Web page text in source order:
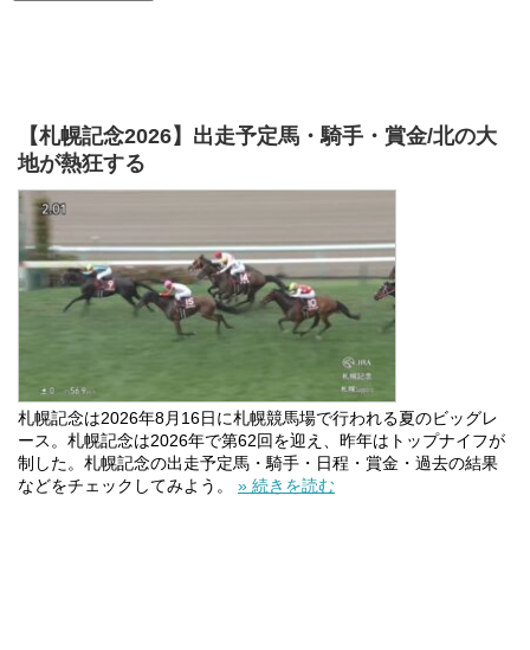
【札幌記念2026】出走予定馬・騎手・賞金/北の大
地が熱狂する
札幌記念は2026年8月16日に札幌競馬場で行われる夏のビッグレ
ース。札幌記念は2026年で第62回を迎え、昨年はトップナイフが
制した。札幌記念の出走予定馬・騎手・日程・賞金・過去の結果
などをチェックしてみよう。 » 続きを読む